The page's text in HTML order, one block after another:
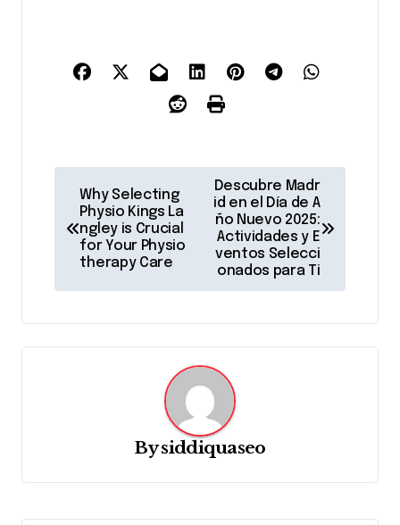
n
a
v
t
Why Selecting
Physio Kings La
ngley is Crucial
for Your Physio
therapy Care
Descubre Madr
id en el Día de A
ño Nuevo 2025:
Actividades y E
ventos Selecci
onados para Ti
Bysiddiquaseo